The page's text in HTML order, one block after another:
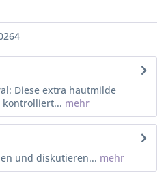
Diese extra hautmilde
kontrolliert... mehr
und diskutieren... mehr